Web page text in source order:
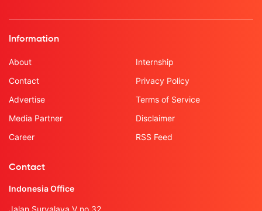
Information
About
Contact
Advertise
Media Partner
Career
Internship
Privacy Policy
Terms of Service
Disclaimer
RSS Feed
Contact
Indonesia Office
Jalan Suryalaya V no.32